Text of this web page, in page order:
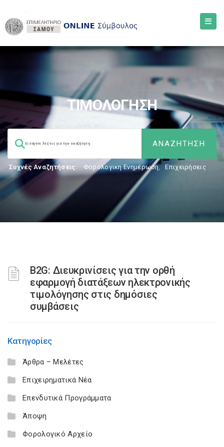
ΤΙΜΟΛΟΓΗΣΗ
Συχνές Αναζητήσεις: Φορολογικη Ενημέρωση, Επιχειρήσεις
B2G: Διευκρινίσεις για την ορθή
εφαρμογή διατάξεων ηλεκτρονικής
τιμολόγησης στις δημόσιες
συμβάσεις
Κατηγορίες
Άρθρα – Μελέτες
Επιχειρηματικά Νέα
Επενδυτικά Προγράμματα
Άποψη
Φορολογικό Αρχείο